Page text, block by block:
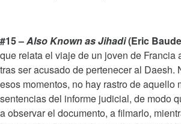
#15 –Also Known as Jihadi(Eric
que relata el viaje de un joven de Francia
tras ser acusado de pertenecer al Daesh.
esos momentos, no hay rastro de aquello
sentencias del informe judicial, de modo
a observar el documento, a filmarlo,